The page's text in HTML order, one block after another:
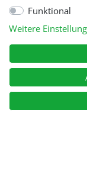
Funktional
Weitere
© Copyright